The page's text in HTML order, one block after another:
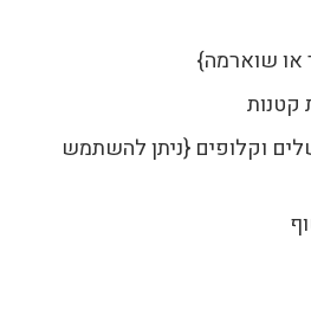
או שוארמה}
וקלופים {ניתן להשתמש